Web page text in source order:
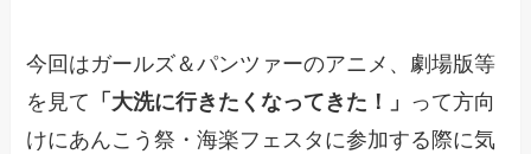
今回はガールズ＆パンツァーのアニメ、劇場版等
を見て 「大洗に行きたくなってきた！」 って方向
けにあんこう祭・海楽フェスタに参加する際に気